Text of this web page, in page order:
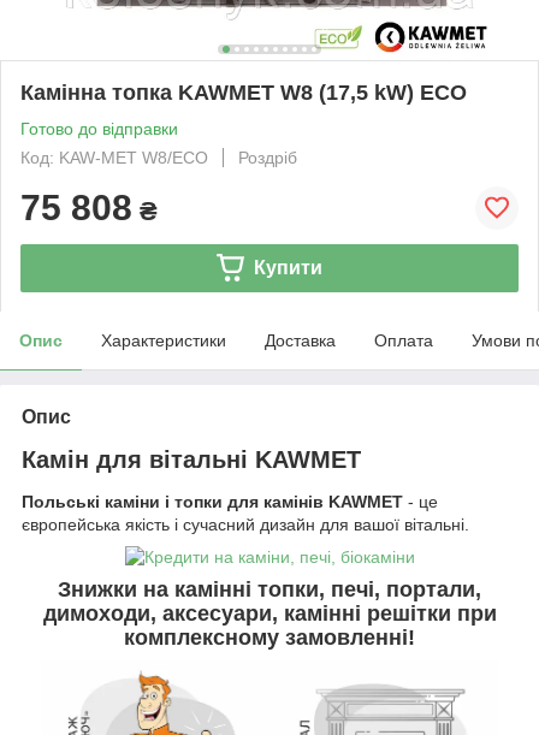
Камінна топка KAWMET W8 (17,5 kW) EСO
Готово до відправки
Код: KAW-MET W8/ECO
Роздріб
75 808 ₴
Купити
Опис Характеристики Доставка Оплата Умови
Опис
Камін для вітальні KAWMET
Польські каміни і топки для камінів KAWMET - це
європейська якість і сучасний дизайн для вашої вітальні.
Знижки на камінні топки, печі, портали,
димоходи, аксесуари, камінні решітки при
комплексному замовленні!